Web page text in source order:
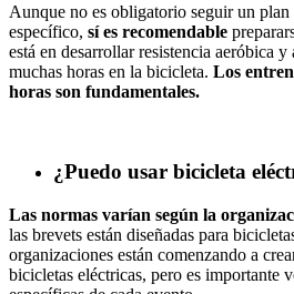
Aunque no es obligatorio seguir un plan
específico, sí es recomendable
está en desarrollar resistencia aeróbica y
muchas horas en la bicicleta. Los
horas son fundamentales.
¿Puedo usar bicicleta
Las normas varían según la
las brevets están diseñadas para
organizaciones están comenzando a
bicicletas eléctricas, pero es importante